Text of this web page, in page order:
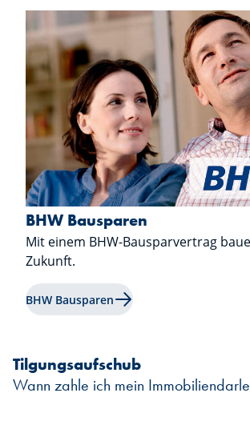
BHW Bausparen
Mit einem BHW-Bausparvertrag
Zukunft.
BHW BausparenMehr erfahren über
Tilgungsaufschub
Wann zahle ich mein